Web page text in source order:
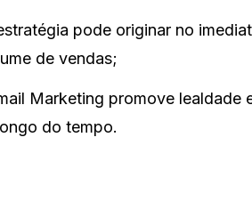
pode originar no
de vendas;
Marketing promove lealdade
do tempo.